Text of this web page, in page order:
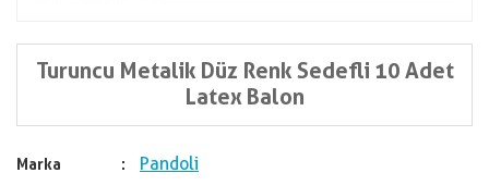
Turuncu Metalik Düz Renk Sedefli 10 Adet
Latex Balon
Marka Pandoli